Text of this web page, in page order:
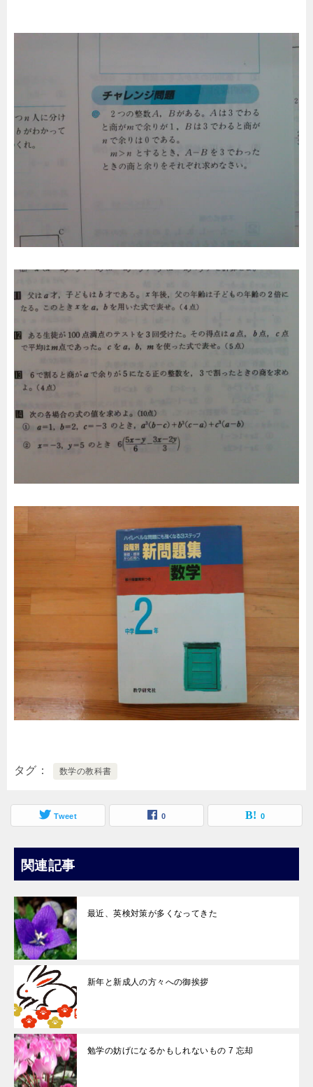
タグ 数学の教科書
Tweet 0 0
関連記事
最近、英検対策が多くなってきた
新年と新成人の方々への御挨拶
勉学の妨げになるかもしれないもの 7 忘却